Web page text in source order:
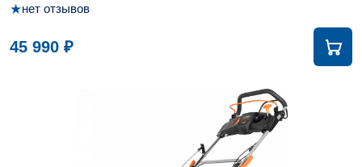
★нет отзывов
45 990 ₽